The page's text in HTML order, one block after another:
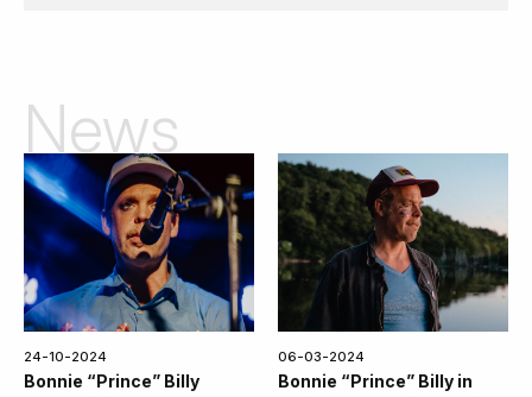
News
24-10-2024
Bonnie “Prince” Billy
06-03-2024
Bonnie “Prince” Billy in